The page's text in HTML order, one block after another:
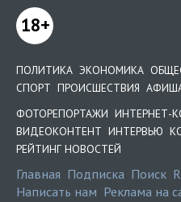
18+
ПОЛИТИКА ЭКОНОМИКА
СПОРТ ПРОИСШЕСТВИЯ
ФОТОРЕПОРТАЖИ ИНТЕРНЕТ-
ВИДЕОКОНТЕНТ ИНТЕРВЬЮ
РЕЙТИНГ НОВОСТЕЙ
Главная Подписка Поиск
Написать нам Реклама на